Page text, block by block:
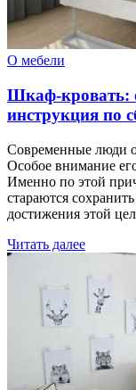
О мебели
Шкаф-кровать:
инструкция по
Современные люди
Особое внимание
Именно по этой
стараются
достижения этой
Читать далее